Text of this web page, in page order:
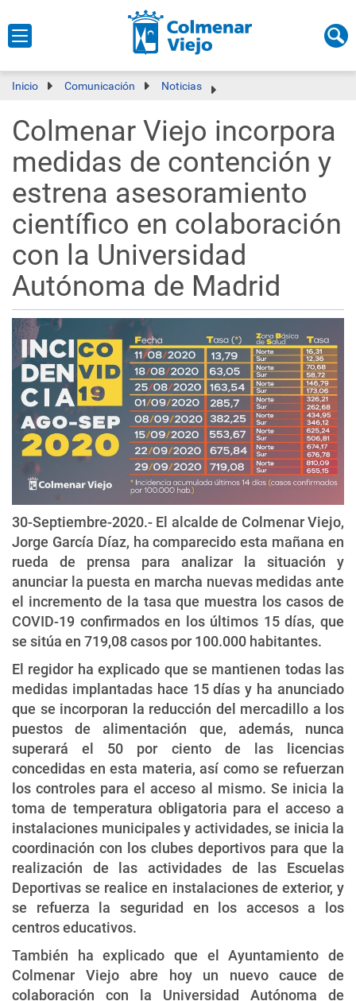
Inicio Comunicación Noticias
Colmenar Viejo incorpora
medidas de contención y
estrena asesoramiento
científico en colaboración
con la Universidad
Autónoma de Madrid
30-Septiembre-2020.- El alcalde de Colmenar Viejo,
Jorge García Díaz, ha comparecido esta mañana en
rueda de prensa para analizar la situación y
anunciar la puesta en marcha nuevas medidas ante
el incremento de la tasa que muestra los casos de
COVID-19 confirmados en los últimos 15 días, que
se sitúa en 719,08 casos por 100.000 habitantes.
El regidor ha explicado que se mantienen todas las
medidas implantadas hace 15 días y ha anunciado
que se incorporan la reducción del mercadillo a los
puestos de alimentación que, además, nunca
superará el 50 por ciento de las licencias
concedidas en esta materia, así como se refuerzan
los controles para el acceso al mismo. Se inicia la
toma de temperatura obligatoria para el acceso a
instalaciones municipales y actividades, se inicia la
coordinación con los clubes deportivos para que la
realización de las actividades de las Escuelas
Deportivas se realice en instalaciones de exterior, y
se refuerza la seguridad en los accesos a los
centros educativos.
También ha explicado que el Ayuntamiento de
Colmenar Viejo abre hoy un nuevo cauce de
colaboración con la Universidad Autónoma de